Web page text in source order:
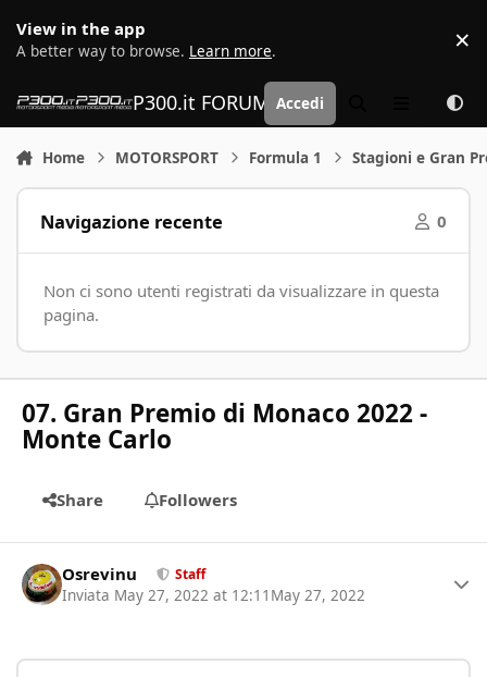
View in the app
A better way to browse. Learn more. ×
P300.it FORUM | Motorsport Media
Accedi
Home MOTORSPORT Formula 1 Stagioni e Gran
Navigazione recente 0
Non ci sono utenti registrati da visualizzare in questa
pagina.
07. Gran Premio di Monaco 2022 -
Monte Carlo
Share Followers
Osrevinu Staff
Inviata May 27, 2022 at 12:11 May 27, 2022